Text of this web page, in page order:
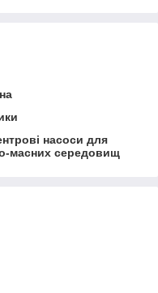
насоси для
масних середовищ